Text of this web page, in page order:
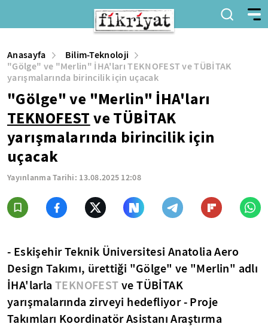
Anasayfa
Bilim-Teknoloji
"Gölge" ve "Merlin" İHA'ları TEKNOFEST ve TÜBİTAK
yarışmalarında birincilik için uçacak
"Gölge" ve "Merlin" İHA'ları
TEKNOFEST ve TÜBİTAK
yarışmalarında birincilik için
uçacak
Yayınlanma Tarihi: 13.08.2025 12:08
- Eskişehir Teknik Üniversitesi Anatolia Aero
Design Takımı, ürettiği "Gölge" ve "Merlin" adlı
İHA'larlaTEKNOFESTve TÜBİTAK
yarışmalarında zirveyi hedefliyor - Proje
Takımları Koordinatör Asistanı Araştırma